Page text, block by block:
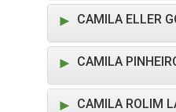
CAMILA ELLER
CAMILA
CAMILA ROLIM